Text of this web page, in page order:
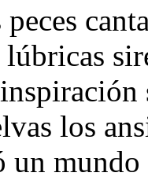
los
un